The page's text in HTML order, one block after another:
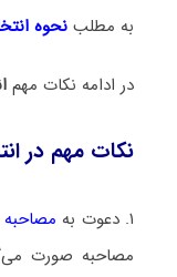
به مطلب نحوه
در ادامه نکات مهم
نکات مهم در
۱. دعوت به
مصاحبه صورت